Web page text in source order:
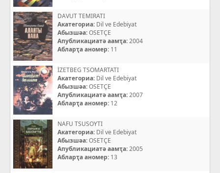
DAVUT TEMIRATI
Акатегориа: Dil ve Edebiyat
Абызшәа:OSETÇE
Апубликациатә аамҭа:2004
Абларҭа аномер: 11
İZETBEG TSOMARTATI
Акатегориа: Dil ve Edebiyat
Абызшәа:OSETÇE
Апубликациатә аамҭа:2007
Абларҭа аномер: 12
NAFU TSUSOYTI
Акатегориа: Dil ve Edebiyat
Абызшәа:OSETÇE
Апубликациатә аамҭа:2005
Абларҭа аномер: 13